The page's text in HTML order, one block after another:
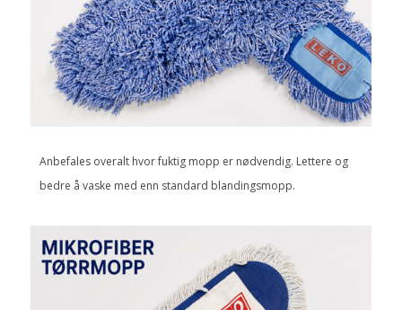
Anbefales overalt hvor fuktig mopp er nødvendig. Lettere og
bedre å vaske med enn standard blandingsmopp.